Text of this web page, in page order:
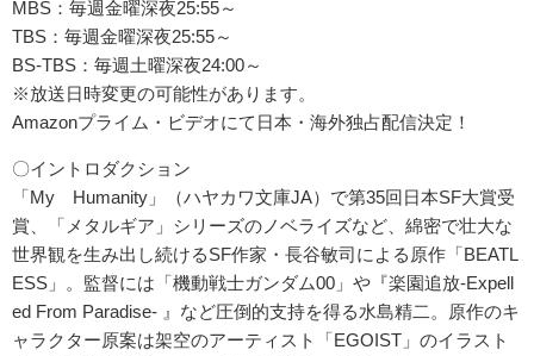
MBS：毎週金曜深夜25:55～
TBS：毎週金曜深夜25:55～
BS-TBS：毎週土曜深夜24:00～
※放送日時変更の可能性があります。
Amazonプライム・ビデオにて日本・海外独占配信決定！
〇イントロダクション
「My Humanity」（ハヤカワ文庫JA）で第35回日本SF大賞受
賞、「メタルギア」シリーズのノベライズなど、綿密で壮大な
世界観を生み出し続けるSF作家・長谷敏司による原作「BEATL
ESS」。監督には「機動戦士ガンダム00」や『楽園追放-Expell
ed From Paradise- 』など圧倒的支持を得る水島精二。原作のキ
ャラクター原案は架空のアーティスト「EGOIST」のイラスト